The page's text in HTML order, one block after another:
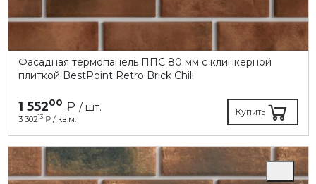
Фасадная термопанель ППC 80 мм с клинкерной
плиткой BestPoint Retro Brick Chili
1 55200 ₽ / шт.
3 30213₽ / кв.м.
Купить